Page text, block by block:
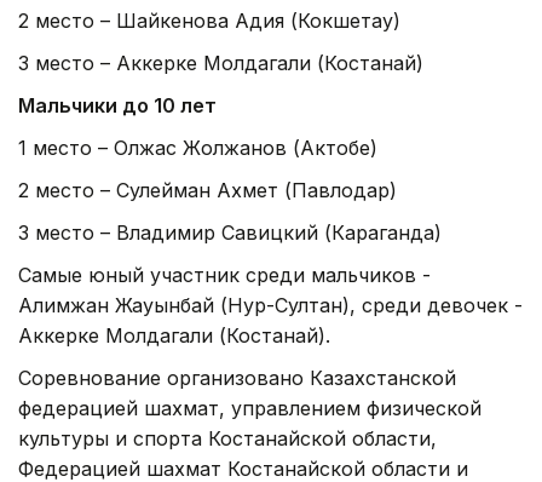
2 место – Шайкенова Адия (Кокшетау)
3 место – Аккерке Молдагали (Костанай)
Мальчики до 10 лет
1 место – Олжас Жолжанов (Актобе)
2 место – Сулейман Ахмет (Павлодар)
3 место – Владимир Савицкий (Караганда)
Самые юный участник среди мальчиков -
Алимжан Жауынбай (Нур-Султан), среди девочек -
Аккерке Молдагали (Костанай).
Соревнование организовано Казахстанской
федерацией шахмат, управлением физической
культуры и спорта Костанайской области,
Федерацией шахмат Костанайской области и